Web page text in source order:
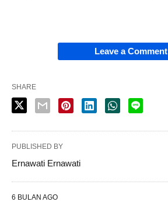
Leave a Comment
SHARE
PUBLISHED BY
Ernawati Ernawati
6 BULAN AGO